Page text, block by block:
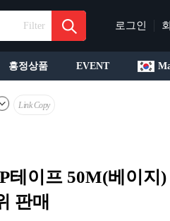
Filter 로그인
흥정상품 EVENT
Link Copy
테이프 50M(베이지
판매